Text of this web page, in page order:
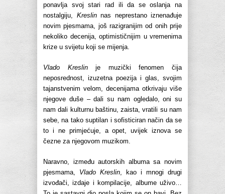
ponavlja svoj stari rad ili da se oslanja na
nostalgiju, Kreslinnas neprestano iznenađuje
novim pjesmama, još razigranijim od onih prije
nekoliko decenija, optimističnijim u vremenima
krize u svijetu koji se mijenja.
Vlado Kreslinje muzički fenomen čija
neposrednost, izuzetna poezija i glas, svojim
tajanstvenim velom, decenijama otkrivaju više
njegove duše – dali su nam ogledalo, oni su
nam dali kulturnu baštinu, zaista, vratili su nam
sebe, na tako suptilan i sofisticiran način da se
to i ne primjećuje, a opet, uvijek iznova se
čezne za njegovom muzikom.
Naravno, između autorskih albuma sa novim
pjesmama, Vlado Kreslin , kao i mnogi drugi
izvođači, izdaje i kompilacije, albume uživo…